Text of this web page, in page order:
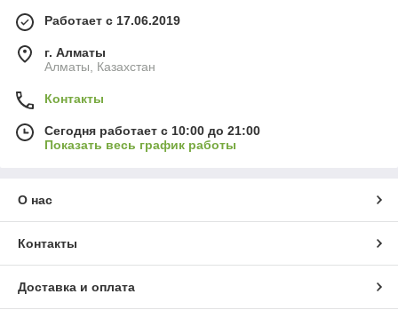
Работает с 17.06.2019
г. Алматы
Алматы, Казахстан
Контакты
Сегодня работает с 10:00 до 21:00
Показать весь график работы
О нас
Контакты
Доставка и оплата